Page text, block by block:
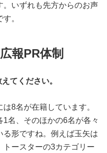
。いずれも先方からのお声
。
報PR体制
てください。
8名が在籍しています。
名、そのほかの6名が各々
形ですね。例えば玉矢は
ースターの3カテゴリー